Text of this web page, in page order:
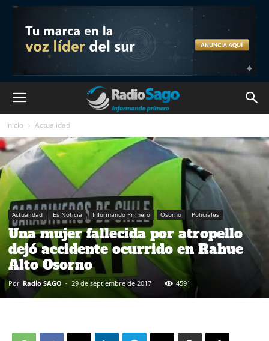
Inicio Actualidad
Actualidad Es Noticia Informando Primero Osorno Policiales
Una mujer fallecida por atropello
dejó accidente ocurrido en Rahue
Alto Osorno
Por Radio SAGO - 29 de septiembre de 2017 4591